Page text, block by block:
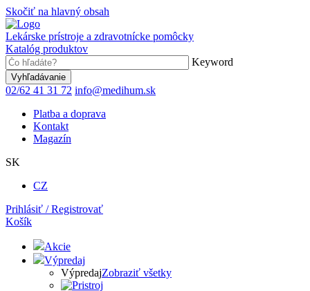
Skočiť na hlavný obsah
Lekárske prístroje a zdravotnícke pomôcky
Katalóg produktov
Keyword
02/62 41 31 72 info@medihum.sk
Platba a doprava
Kontakt
Magazín
SK
CZ
Prihlásiť / Registrovať
Košík
Akcie
Výpredaj
VýpredajZobraziť všetky